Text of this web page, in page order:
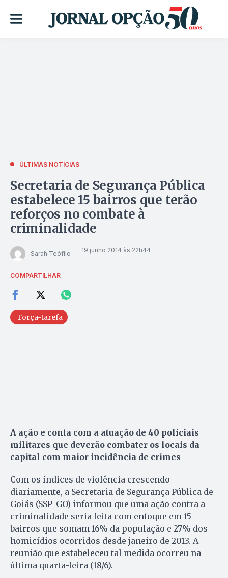
ÚLTIMAS NOTÍCIAS
Secretaria de Segurança Pública
estabelece 15 bairros que terão
reforços no combate à
criminalidade
Sarah Teófilo 19 junho 2014 às 22h44
COMPARTILHAR
Força-tarefa
A ação e conta com a atuação de 40 policiais
militares que deverão combater os locais da
capital com maior incidência de crimes
Com os índices de violência crescendo
diariamente, a Secretaria de Segurança Pública de
Goiás (SSP-GO) informou que uma ação contra a
criminalidade seria feita com enfoque em 15
bairros que somam 16% da população e 27% dos
homicídios ocorridos desde janeiro de 2013. A
reunião que estabeleceu tal medida ocorreu na
última quarta-feira (18/6).